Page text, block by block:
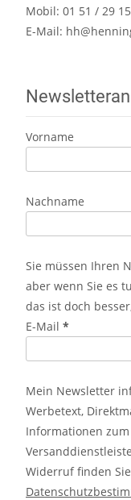
Mobil: 01 51 / 29
E-Mail:
Vorname
Nachname
Sie müssen Ihren
aber wenn Sie es
das ist doch
E-Mail *
Mein Newsletter
Werbetext,
Informationen
Widerruf finden